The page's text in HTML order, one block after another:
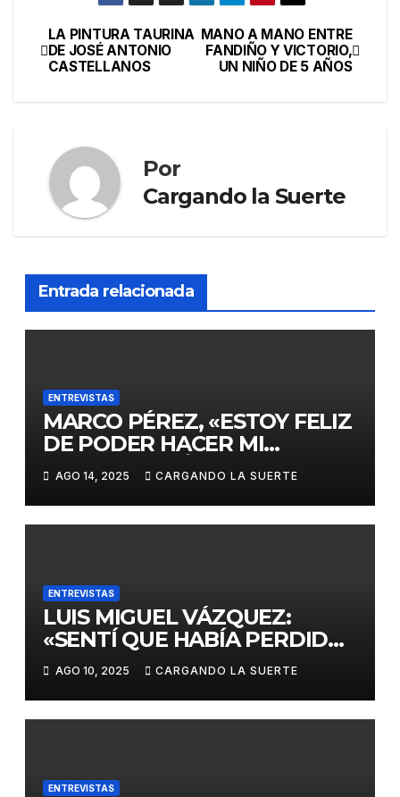
MANO A MANO ENTRE
FANDIÑO Y VICTORIO,
UN NIÑO DE 5 AÑOS
LA PINTURA TAURINA
DE JOSÉ ANTONIO
CASTELLANOS
Por
Cargando la Suerte
Entrada relacionada
ENTREVISTAS
MARCO PÉREZ, «ESTOY FELIZ
DE PODER HACER MI
PRESENTACIÓN COMO
MATADOR DE TOROS EN
CIUDAD REAL»
AGO 14, 2025 CARGANDO LA SUERTE
ENTREVISTAS
LUIS MIGUEL VÁZQUEZ:
«SENTÍ QUE HABÍA PERDIDO
EL RUMBO DE MI VIDA»
AGO 10, 2025 CARGANDO LA SUERTE
ENTREVISTAS